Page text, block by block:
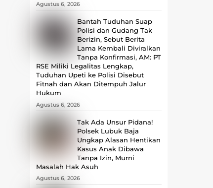
Agustus 6, 2026
Bantah Tuduhan Suap
Polisi dan Gudang Tak
Berizin, Sebut Berita
Lama Kembali Diviralkan
Tanpa Konfirmasi, ‎AM: PT
RSE Miliki Legalitas Lengkap,
Tuduhan Upeti ke Polisi Disebut
Fitnah dan Akan Ditempuh Jalur
Hukum
Agustus 6, 2026
Tak Ada Unsur Pidana!
Polsek Lubuk Baja
Ungkap Alasan Hentikan
Kasus Anak Dibawa
Tanpa Izin, Murni
Masalah Hak Asuh
Agustus 6, 2026